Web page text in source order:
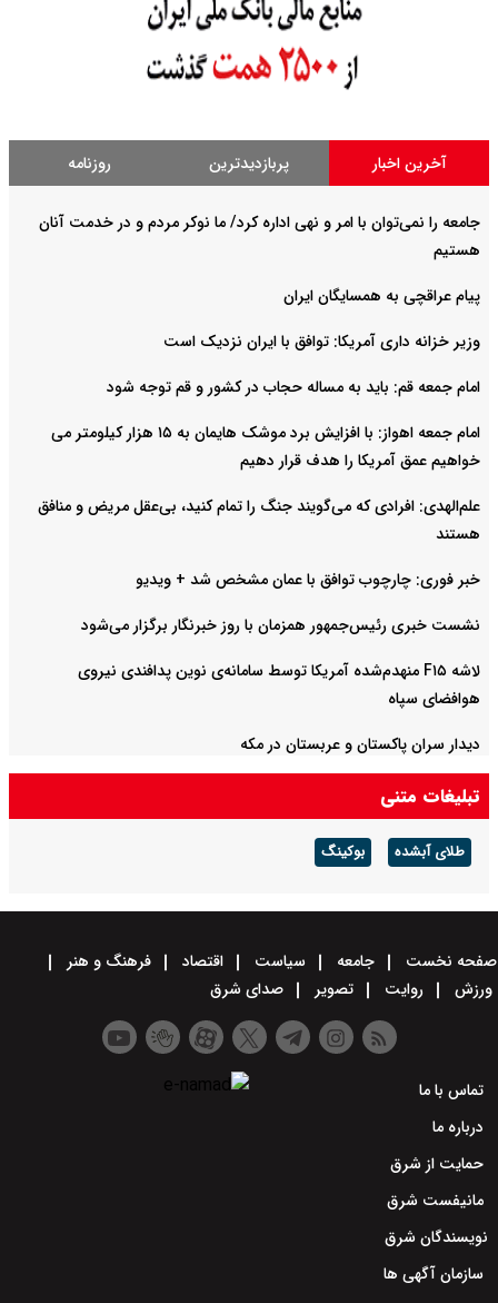
آخرین اخبار پربازدیدترین روزنامه
جامعه را نمی‌توان با امر و نهی اداره کرد/ ما نوکر مردم و در خدمت آنان
هستیم
پیام عراقچی به همسایگان ایران
وزیر خزانه داری آمریکا: توافق با ایران نزدیک است
امام جمعه قم: باید به مساله حجاب در کشور و قم توجه شود
امام‌ جمعه اهواز: با افزایش برد موشک هایمان به ۱۵ هزار کیلومتر می
خواهیم عمق آمریکا را هدف قرار دهیم
علم‌الهدی: افرادی که می‌گویند جنگ را تمام کنید، بی‌عقل مریض و منافق
هستند
خبر فوری: چارچوب توافق با عمان مشخص شد + ویدیو
نشست خبری رئیس‌جمهور همزمان با روز خبرنگار برگزار می‌شود
لاشه F۱۵ منهدم‌شده آمریکا توسط سامانه‌ی نوین پدافندی نیروی
هوافضای سپاه
دیدار سران پاکستان و عربستان در مکه
تبلیغات متنی
طلای آبشده بوکینگ
صفحه نخست جامعه سیاست اقتصاد
فرهنگ و هنر
ورزش
روایت تصویر صدای شرق
تماس با ما
درباره ما
حمایت از شرق
مانیفست شرق
نویسندگان شرق
سازمان آگهی ها